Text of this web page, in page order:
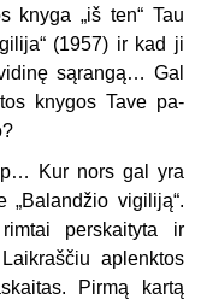
knyga „iš ten“ Tau
(1957) ir kad ji
sąrangą… Gal
knygos Tave pa­
Kur nors gal yra
„Balandžio vigiliją“.
perskaityta ir
aplenktos
Pirmą kartą